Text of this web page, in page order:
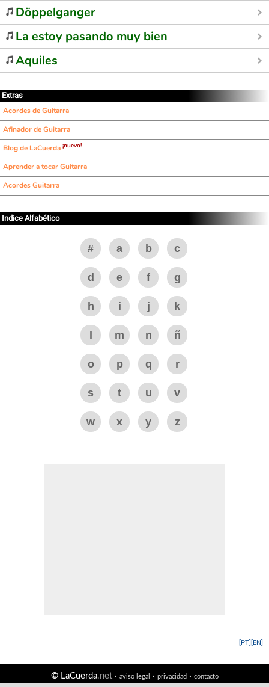
Döppelganger
La estoy pasando muy bien
Aquiles
Extras
Acordes de Guitarra
Afinador de Guitarra
Blog de LaCuerda ¡nuevo!
Aprender a tocar Guitarra
Acordes Guitarra
Indice Alfabético
# a b c
d e f g
h i j k
m n ñ
o p q r
s t u v
w x y z
[EN]
[PT]
©LaCuerda.net· aviso legal · privacidad· contacto